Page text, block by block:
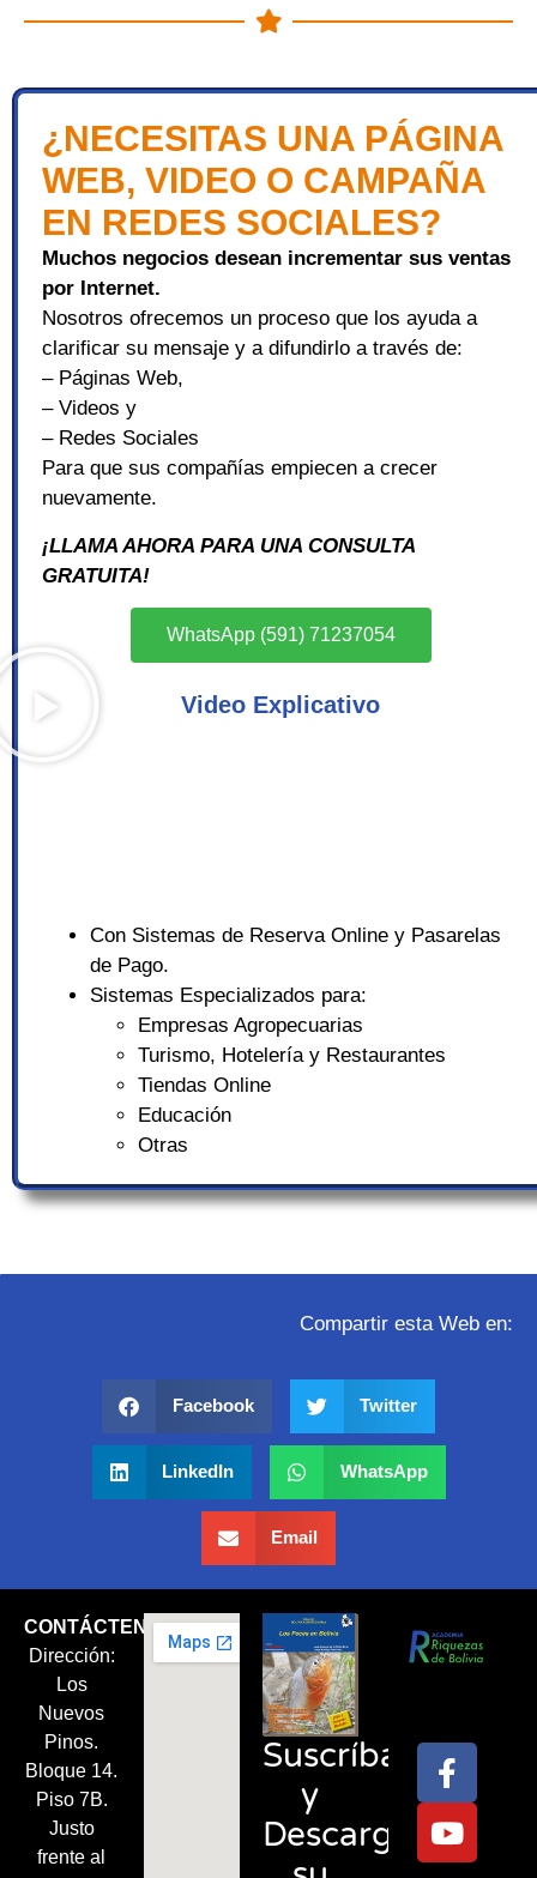
¿NECESITAS UNA PÁGINA
WEB, VIDEO O CAMPAÑA
EN REDES SOCIALES?
Muchos negocios desean incrementar sus ventas
por Internet.
Nosotros ofrecemos un proceso que los ayuda a
clarificar su mensaje y a difundirlo a través de:
– Páginas Web,
– Videos y
– Redes Sociales
Para que sus compañías empiecen a crecer
nuevamente.
¡LLAMA AHORA PARA UNA CONSULTA
GRATUITA!
WhatsApp (591) 71237054
Video Explicativo
Con Sistemas de Reserva Online y Pasarelas
de Pago.
Sistemas Especializados para:
Empresas Agropecuarias
Turismo, Hotelería y Restaurantes
Tiendas Online
Educación
Otras
Compartir esta Web en:
Facebook Twitter
LinkedIn WhatsApp
Email
CONTÁCTENOS
Dirección:
Los
Nuevos
Pinos.
Bloque 14.
Piso 7B.
Justo
frente al
Suscríbase
y
Descargue